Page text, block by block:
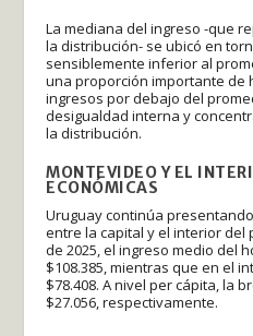
La mediana del ingreso -que
la distribución- se ubicó en
sensiblemente inferior al
una proporción importante de
ingresos por debajo del
desigualdad interna y
la distribución.
MONTEVIDEO Y EL
ECONÓMICAS
Uruguay continúa
entre la capital y el interior del
de 2025, el ingreso medio del
$108.385, mientras que en el
$78.408. A nivel per cápita, la
$27.056, respectivamente.